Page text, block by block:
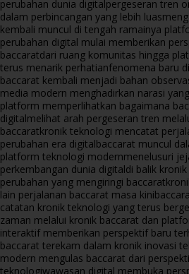
perubahan dunia digitalpergeseran tren
dalam perbincangan yang lebih luas
kembali muncul di tengah ramainya
perubahan digital mulai memberikan
baccaratdari ruang komunitas hingga
terus menarik perhatianfenomena baru
baccarat kembali menjadi bahan
media modern menghadirkan narasi
platform memperlihatkan bagaimana
digitalmelihat arah pergeseran tren
baccaratkronik teknologi mencatat
perubahan era digitalbaccarat muncul
platform teknologi modernmenelusuri
perkembangan dunia digitaldi balik
perubahan yang mengiringi baccarat
lain perjalanan baccarat masa kini
catatan kronik teknologi yang terus
zaman melalui kronik baccarat dan
interaktif memberikan perspektif baru
baccarat terekam dalam kronik inovasi
modern mengulas baccarat dari
teknologiwawasan digital membuka